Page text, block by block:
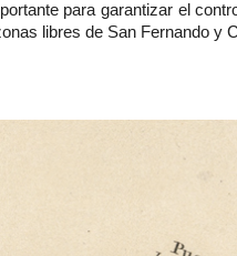
para garantizar el
libres de San Fernando y